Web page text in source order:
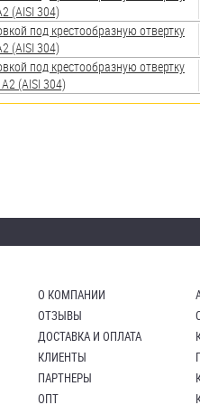
(AISI 304)
под крестообразную отвертку
(AISI 304)
под крестообразную отвертку
(AISI 304)
О КОМПАНИИ
ОТЗЫВЫ
ДОСТАВКА И ОПЛАТА
КЛИЕНТЫ
ПАРТНЕРЫ
ОПТ